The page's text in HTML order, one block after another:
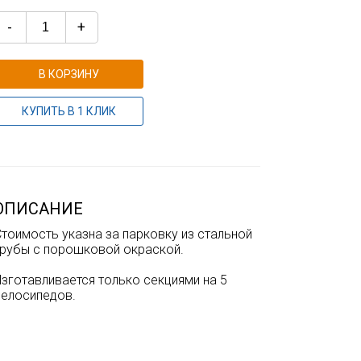
- +
В КОРЗИНУ
КУПИТЬ В 1 КЛИК
указна за парковку из стальной
с порошковой окраской.
только секциями на 5